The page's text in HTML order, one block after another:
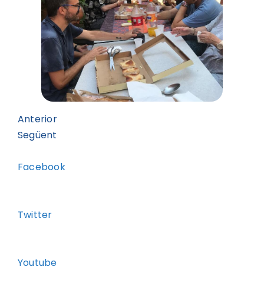
Anterior
Següent
Facebook
Twitter
Youtube